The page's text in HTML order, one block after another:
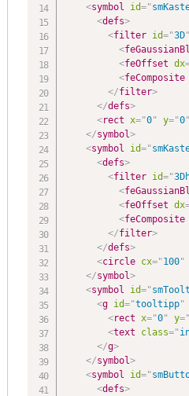
<symbol id="
<defs>
<filter id="3D
<
<feOffset dx
<feComposite
</filter>
</defs>
<rect x="0" y="0
</symbol>
<symbol id="
<defs>
<filter id="
<
<feOffset dx
<feComposite
</filter>
</defs>
<circle cx="100"
</symbol>
<symbol id="
<g id="tooltipp"
<rect x="0" y=
<text class="
</g>
</symbol>
<symbol id="
<defs>